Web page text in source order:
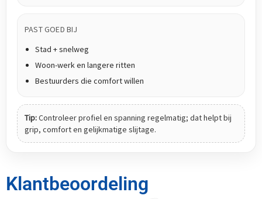
PAST GOED BIJ
Stad + snelweg
Woon-werk en langere ritten
Bestuurders die comfort willen
Tip:Controleer profiel en spanning regelmatig; dat helpt bij
grip, comfort en gelijkmatige slijtage.
Klantbeoordeling